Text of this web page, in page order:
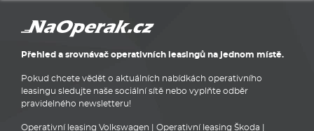
Přehled a srovnávač operativních leasingů na jednom místě.
Pokud chcete vědět o aktuálních nabídkách operativního
leasingu sledujte naše sociální sítě nebo vyplňte odběr
pravidelného newsletteru!
Operativní leasing Volkswagen Operativní leasing Škoda